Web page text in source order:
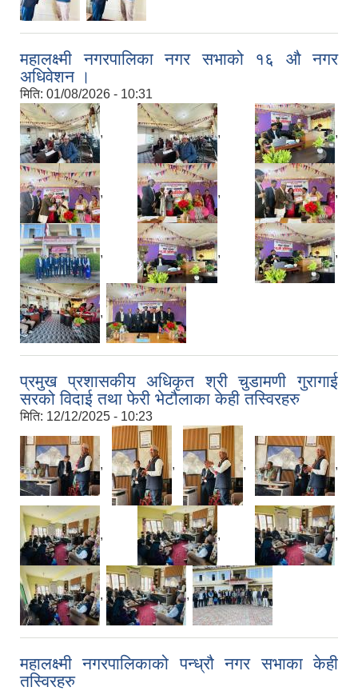
महालक्ष्मी नगरपालिका नगर सभाको १६ औ नगर
अधिवेशन ।
मिति: 01/08/2026 - 10:31
, , ,
, , ,
, , ,
,
प्रमुख प्रशासकीय अधिकृत श्री चुडामणी गुरागाई
सरको विदाई तथा फेरी भेटौलाका केही तस्विरहरु
मिति: 12/12/2025 - 10:23
, , , ,
, , ,
, ,
महालक्ष्मी नगरपालिकाको पन्ध्रौ नगर सभाका केही
तस्विरहरु